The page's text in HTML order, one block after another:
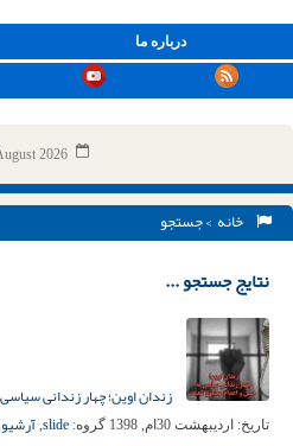
درباره ما
2026
خانه > جستجو
نتایج جستجو ...
زندان اوین؛ چهار زندانی
تاریخ: اردیبهشت 30ام, 1398 گروه: slide
, آرشیو